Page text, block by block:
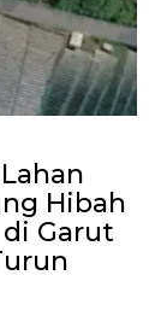
Hibah
di Garut